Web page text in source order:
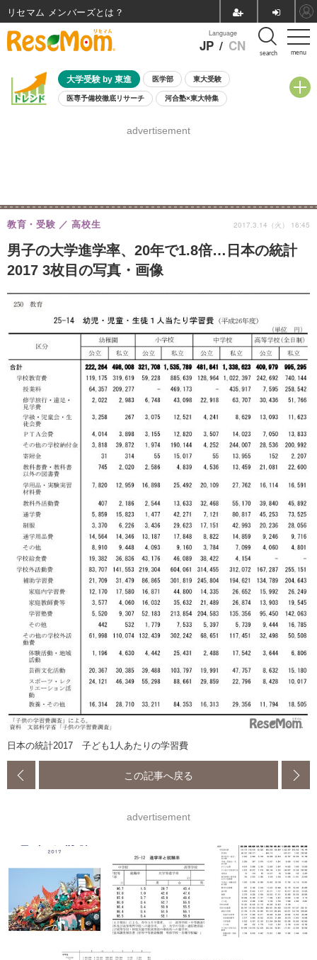
menu
Language
JP / CN search
大学受験 by 東進 医学部 東大受験
医専予備校徹底リサーチ 河合塾×東大特集
8月開催学校説明会・相談会
advertisement
男子の大学進学率、20年で1.8倍…日本の統計
2017 3枚目の写真・画像
教育・受験 高校生 2017.3.14（火） 16:45
日本の統計2017 子ども1人あたりの学習費
この記事へ戻る
advertisement
リセマム メンバーズ